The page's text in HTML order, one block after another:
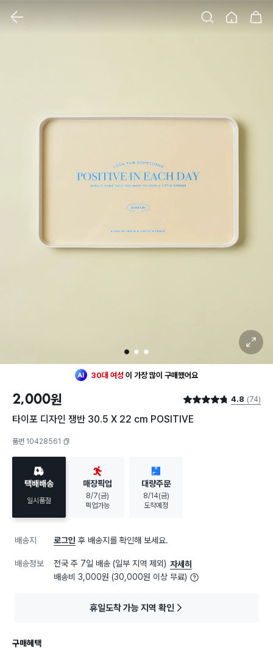
1 2 3
확대 보기
최근 한달104명이구매했어요
구매했어요
2,000원 별점 4.8점 4.8 (74)
타이포 디자인 쟁반 30.5 X 22 cm POSITIVE
품번 10428561
택배배송
일시품절
매장픽업
8/7(금)
픽업가능
대량주문
8/14(금)
도착예정
배송지 로그인 후 배송지를 확인해 보세요.
배송정보 전국 주 7일 배송 (일부 지역 제외) 자세히
배송비 3,000원 (30,000원 이상 무료)
휴일도착 가능 지역 확인
구매혜택